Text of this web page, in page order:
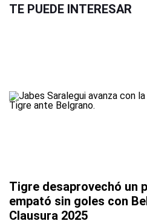
TE PUEDE INTERESAR
Tigre desaprovechó un
empató sin goles con
Clausura 2025